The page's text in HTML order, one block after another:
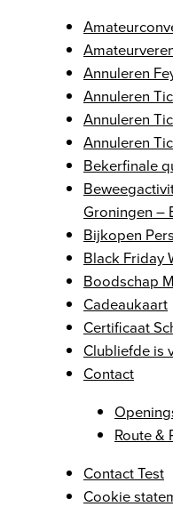
Annuleren
Annuleren
Annuleren
Annuleren
Bekerfinale
Groningen –
Bijkopen
Black Friday
Boodschap
Cadeaukaart
Certificaat
Clubliefde is
Contact
Route &
Contact Test
Cookie